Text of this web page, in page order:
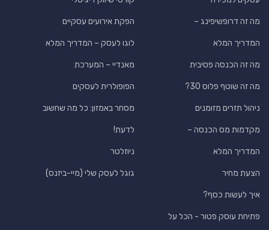
מה זה דרופשיפינג –
המדריך המלא
מה זה הכנסה פסיבית
מה זה שוטף פלוס 30?
ניהול תזרים מזומנים
מקדמות מס הכנסה –
המדריך המלא
הצעת מחיר
איך לעשות כסף?
פתיחת עוסק פטור - הכל על
הפקת אירועים עסקיים
לוגו לעסק – המדריך המלא
מאנדיי – המערכת
הפופולרית לעסקים
מסחר באמזון: כל מה שחשוב
לדעת!
ניוזלטר
גוגל לעסק שלי (מיי-ביזנס)